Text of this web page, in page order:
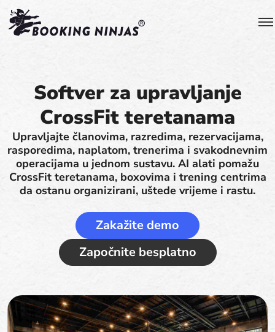
Softver za upravljanje
CrossFit teretanama
Upravljajte članovima, razredima, rezervacijama,
rasporedima, naplatom, trenerima i svakodnevnim
operacijama u jednom sustavu. AI alati pomažu
CrossFit teretanama, boxovima i trening centrima
da ostanu organizirani, uštede vrijeme i rastu.
Zakažite demo
Započnite besplatno